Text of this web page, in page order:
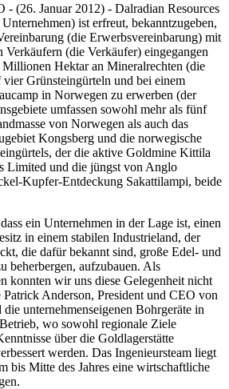
(26. Januar 2012) - Dalradian Resources
ist erfreut, bekanntzugeben,
(die Erwerbsvereinbarung) mit
Verkäufern (die Verkäufer) eingegangen
Hektar an Mineralrechten (die
vier Grünsteingürteln und bei einem
in Norwegen zu erwerben (der
umfassen sowohl mehr als fünf
von Norwegen als auch das
Kongsberg und die norwegische
der die aktive Goldmine Kittila
Limited und die jüngst von Anglo
Kupfer-Entdeckung Sakattilampi, beide
ein Unternehmen in der Lage ist, einen
in einem stabilen Industrieland, der
die dafür bekannt sind, große Edel- und
beherbergen, aufzubauen. Als
konnten wir uns diese Gelegenheit nicht
Patrick Anderson, President und CEO von
unternehmenseigenen Bohrgeräte in
wo sowohl regionale Ziele
über die Goldlagerstätte
werden. Das Ingenieursteam liegt
bis Mitte des Jahres eine wirtschaftliche